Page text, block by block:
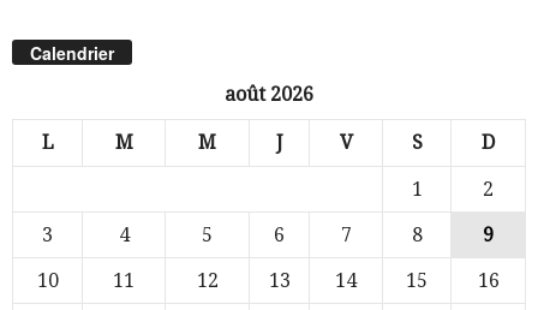
Calendrier
août 2026
L M M J V S D
1
2
3
4 5 6 7 8
9
10
11 12 13 14 15
16